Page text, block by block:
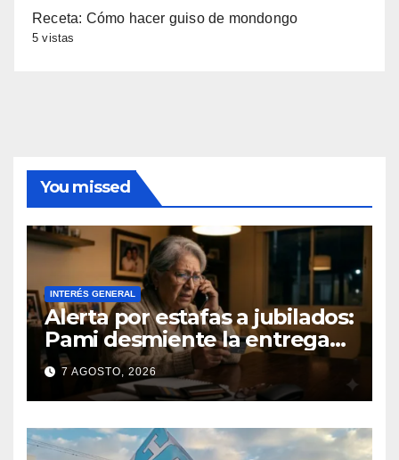
Receta: Cómo hacer guiso de mondongo
5 vistas
You missed
INTERÉS GENERAL
Alerta por estafas a jubilados:
Pami desmiente la entrega
gratuita de computadoras
7 AGOSTO, 2026